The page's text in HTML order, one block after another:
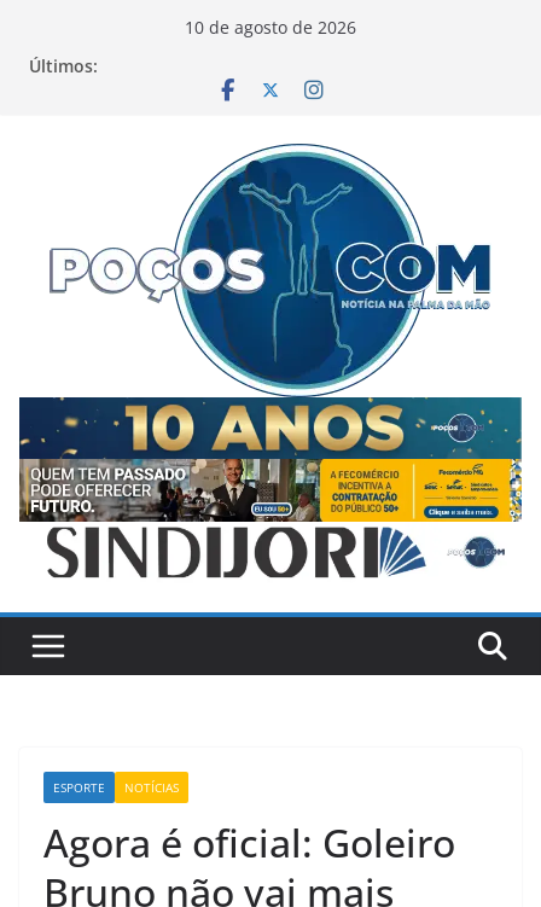
10 de agosto de 2026
Últimos:
ESPORTE NOTÍCIAS
Agora é oficial: Goleiro
Bruno não vai mais